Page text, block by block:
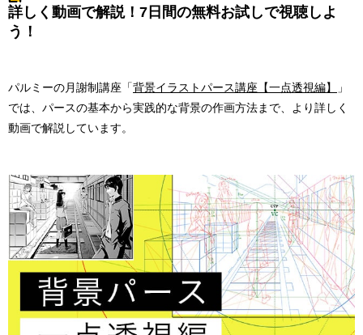
詳しく動画で解説！7日間の無料お試しで視聴しよ
う！
パルミーの月謝制講座「背景イラストパース講座【一点透視編】
」
では、パースの基本から実践的な背景の作画方法まで、より詳しく
動画で解説しています。